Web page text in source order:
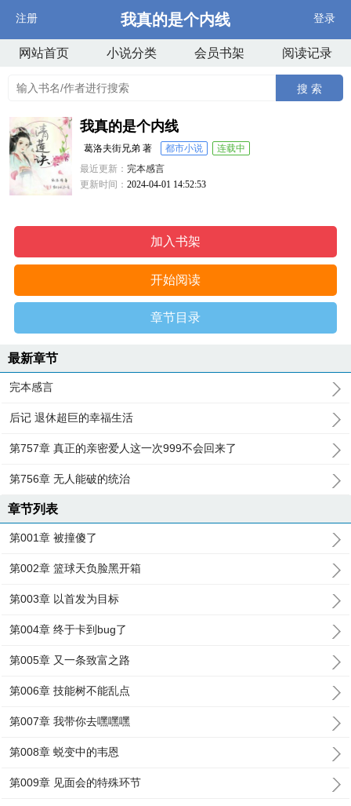
注册 我真的是个内线 登录
网站首页 小说分类 会员书架 阅读记录
搜 索
我真的是个内线
葛洛夫街兄弟 著 都市小说
连载中
最近更新：完本感言
更新时间：2024-04-01 14:52:53
加入书架
开始阅读
章节目录
最新章节
完本感言
后记 退休超巨的幸福生活
第757章 真正的亲密爱人这一次999不会回来了
第756章 无人能破的统治
章节列表
第001章 被撞傻了
第002章 篮球天负脸黑开箱
第003章 以首发为目标
第004章 终于卡到bug了
第005章 又一条致富之路
第006章 技能树不能乱点
第007章 我带你去嘿嘿嘿
第008章 蜕变中的韦恩
第009章 见面会的特殊环节